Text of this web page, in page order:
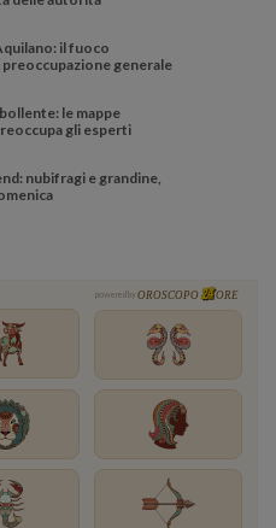
il fuoco
preoccupazione generale
le mappe
gli esperti
nubifragi e grandine,
powered by OROSCOPO ORE